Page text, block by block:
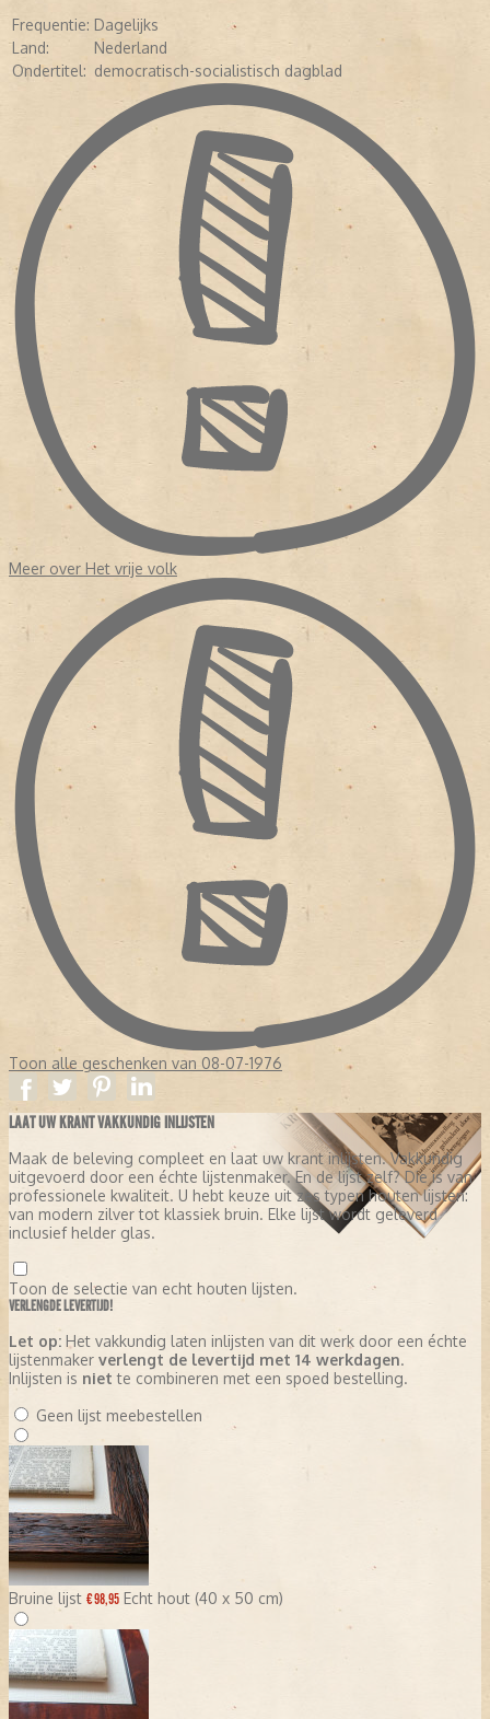
Dagblad.
Frequentie: Dagelijks
Land:
Nederland
Ondertitel: democratisch-socialistisch dagblad
Meer over Het vrije volk
Toon alle geschenken van 08-07-1976
LAAT UW KRANT VAKKUNDIG INLIJSTEN
Maak de beleving compleet en laat uw krant inlijsten. Vakkundig
uitgevoerd door een échte lijstenmaker. En de lijst zelf? Die is van
professionele kwaliteit. U hebt keuze uit zes typen houten lijsten:
van modern zilver tot klassiek bruin. Elke lijst wordt geleverd
inclusief helder glas.
Toon de selectie van echt houten lijsten.
VERLENGDE LEVERTIJD!
Let op: Het vakkundig laten inlijsten van dit werk door een échte
lijstenmaker verlengt de levertijd met 14 werkdagen.
Inlijsten is niet te combineren met een spoed bestelling.
Geen lijst meebestellen
Bruine lijst € 98,95 Echt hout (40 x 50 cm)